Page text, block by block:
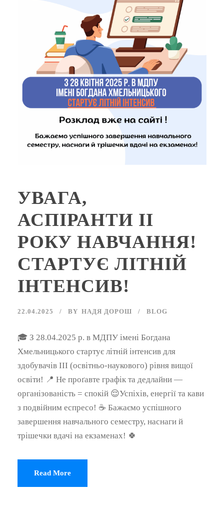
УВАГА,
АСПІРАНТИ ІІ
РОКУ НАВЧАННЯ!
СТАРТУЄ ЛІТНІЙ
ІНТЕНСИВ!
22.04.2025 BY НАДЯ ДОРОШ BLOG
🎓 З 28.04.2025 р. в МДПУ імені Богдана
Хмельницького стартує літній інтенсив для
здобувачів ІІІ (освітньо-наукового) рівня вищої
освіти! 📍 Не проґавте графік та дедлайни —
організованість = спокій 😌Успіхів, енергії та кави
з подвійним еспресо! ☕️ Бажаємо успішного
завершення навчального семестру, наснаги й
трішечки вдачі на екзаменах! 🍀
Read More